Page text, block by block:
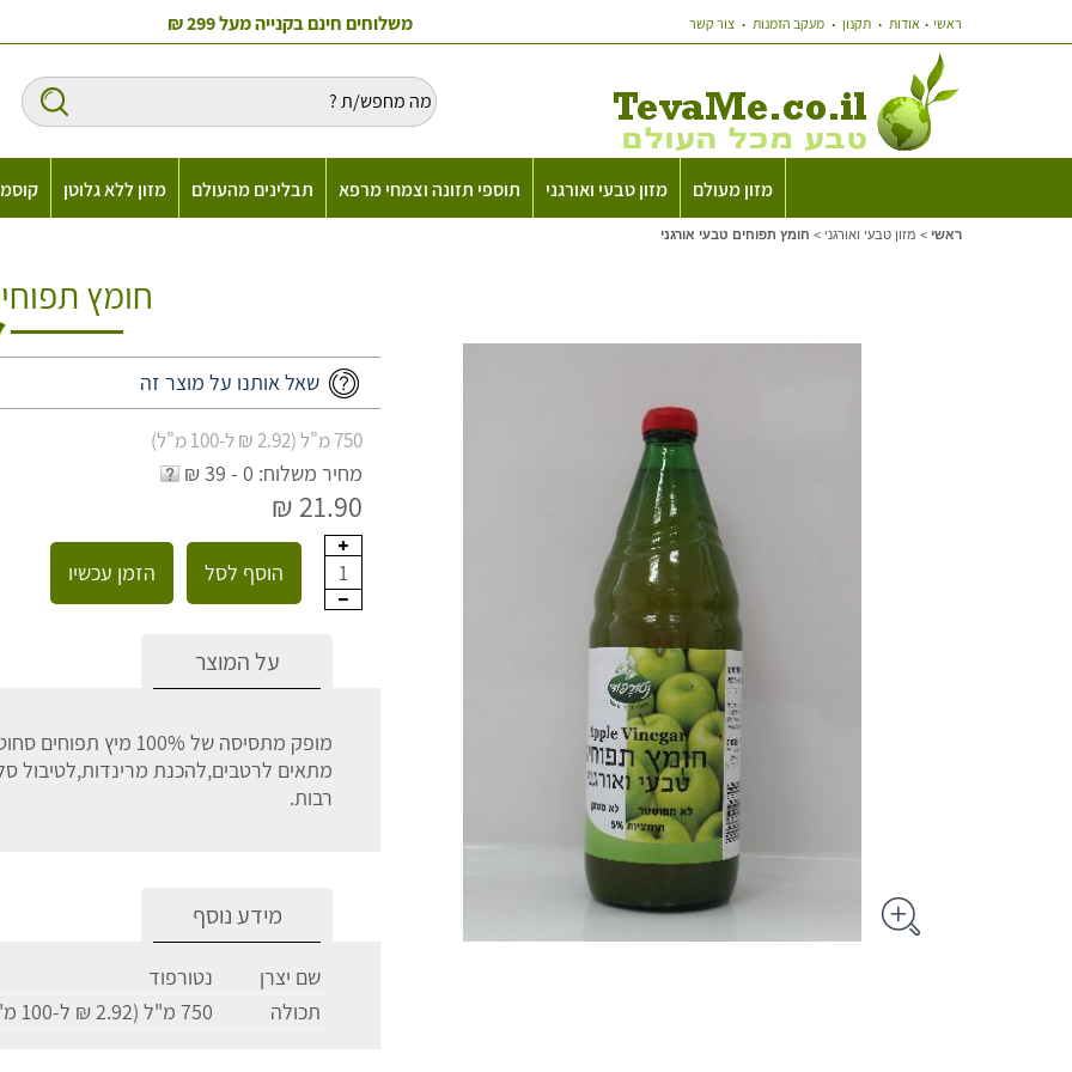
ראשי אודות תקנון מעקב הזמנות צור קשר משלוחים חינם בקנייה מעל 299 ₪
מזון מעולם מזון טבעי ואורגני תוספי תזונה וצמחי מרפא תבלינים מהעולם מזון ללא גלוטן
ראשי > מזון טבעי ואורגני > חומץ תפוחים טבעי אורגני
חומץ
שאל אותנו על מוצר זה
750 מ"ל (2.92 ₪ ל-100 מ"ל)
מחיר משלוח: 0 - 39 ₪
21.90 ₪
1 הוסף לסל הזמן עכשיו
על המוצר
מופק מתסיסה של 100% מיץ תפוחים סחוט וטרי.
מתאים לרטבים,להכנת מרינדות,לטיבול
רבות.
מידע נוסף
שם יצרן
נטורפוד
תכולה
750 מ"ל (2.92 ₪ ל-100 מ"ל)